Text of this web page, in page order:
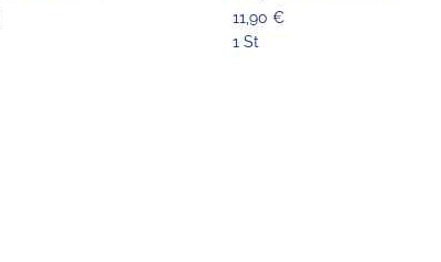
11,90 €
1 St